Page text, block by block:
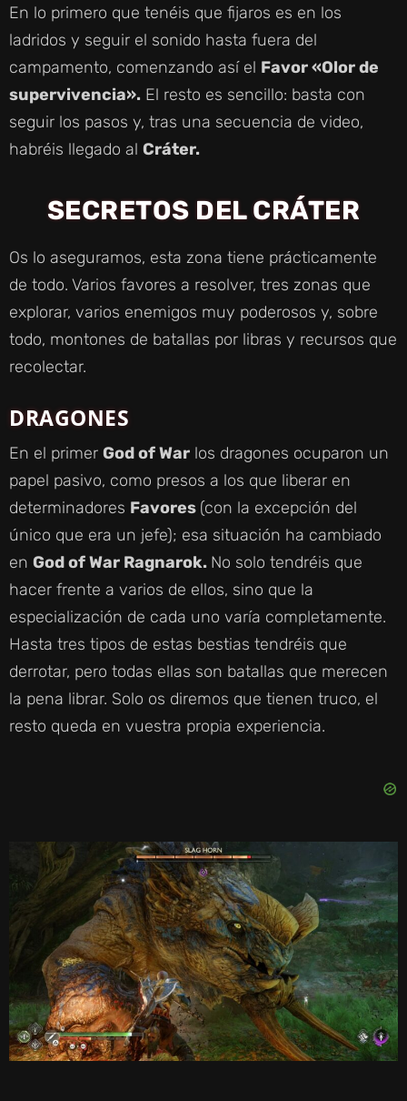
En lo primero que tenéis que fijaros es en los
ladridos y seguir el sonido hasta fuera del
campamento, comenzando así el Favor «Olor de
supervivencia». El resto es sencillo: basta con
seguir los pasos y, tras una secuencia de video,
habréis llegado al Cráter.
SECRETOS DEL CRÁTER
Os lo aseguramos, esta zona tiene prácticamente
de todo. Varios favores a resolver, tres zonas que
explorar, varios enemigos muy poderosos y, sobre
todo, montones de batallas por libras y recursos que
recolectar.
DRAGONES
En el primer God of War los dragones ocuparon un
papel pasivo, como presos a los que liberar en
determinadores Favores (con la excepción del
único que era un jefe); esa situación ha cambiado
en God of War Ragnarok. No solo tendréis que
hacer frente a varios de ellos, sino que la
especialización de cada uno varía completamente.
Hasta tres tipos de estas bestias tendréis que
derrotar, pero todas ellas son batallas que merecen
la pena librar. Solo os diremos que tienen truco, el
resto queda en vuestra propia experiencia.